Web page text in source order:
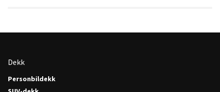
Dekk
Personbildekk